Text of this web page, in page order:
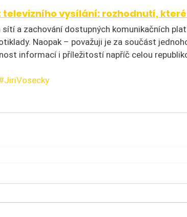
televizního vysílání: rozhodnutí,
sítí a zachování dostupných komunikačních
Naopak – považuji je za součást
informací i příležitostí napříč celou